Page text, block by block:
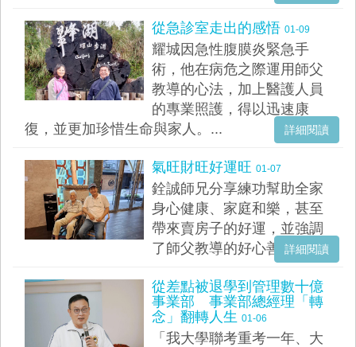
從急診室走出的感悟 01-09
耀城因急性腹膜炎緊急手
術，他在病危之際運用師父
教導的心法，加上醫護人員
的專業照護，得以迅速康
復，並更加珍惜生命與家人。...
詳細閱讀
氣旺財旺好運旺 01-07
銓誠師兄分享練功幫助全家
身心健康、家庭和樂，甚至
帶來賣房子的好運，並強調
了師父教導的好心善念。...
詳細閱讀
從差點被退學到管理數十億
事業部 事業部總經理「轉
念」翻轉人生 01-06
「我大學聯考重考一年、大